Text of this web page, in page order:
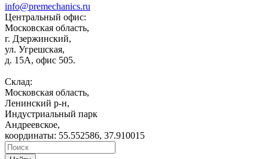
info@premechanics.ru
Центральный офис:
Московская область,
г. Дзержинский,
ул. Угрешская,
д. 15А, офис 505.
Склад:
Московская область,
Ленинский р-н,
Индустриальный парк
Андреевское,
координаты: 55.552586, 37.910015